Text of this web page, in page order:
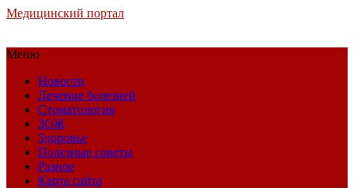
Медицинский портал
Меню
Новости
Лечение болезней
Стоматология
ЗОЖ
Здоровье
Полезные советы
Разное
Карта сайта